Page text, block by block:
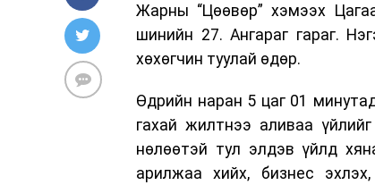
Жарны “Цөөвөр” хэмээх
шинийн 27. Ангараг гараг.
хөхөгчин туулай өдөр.
Өдрийн наран 5 цаг 01
гахай жилтнээ аливаа
нөлөөтэй тул элдэв үйлд
арилжаа хийх, бизнес